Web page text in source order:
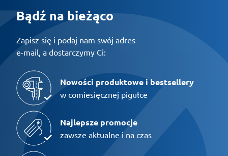
Bądź na bieżąco
Zapisz się i podaj nam swój adres
e-mail, a dostarczymy Ci:
Nowości produktowe i bestsellery
w comiesięcznej pigułce
Najlepsze promocje
zawsze aktualne i na czas